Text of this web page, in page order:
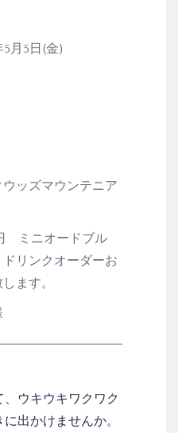
5月5日(金)
ッズマウンテニア
ミニオードブル
リンクオーダーお
ます。
ウキウキワクワク
出かけませんか。